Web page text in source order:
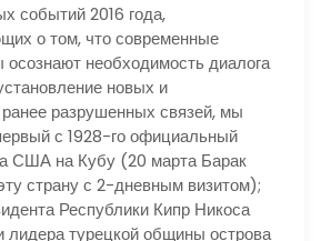
событий 2016 года,
о том, что современные
необходимость диалога
новых и
разрушенных связей, мы
с 1928-го официальный
США на Кубу (20 марта Барак
страну с 2-дневным визитом);
Республики Кипр Никоса
лидера турецкой общины острова